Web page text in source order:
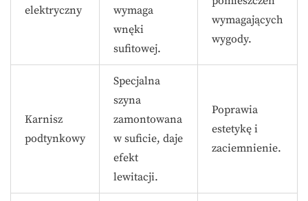
elektryczny
wymaga
wnęki
sufitowej.
wymagających
wygody.
Karnisz
podtynkowy
Specjalna
szyna
zamontowana
w suficie, daje
efekt
lewitacji.
Poprawia
estetykę i
zaciemnienie.